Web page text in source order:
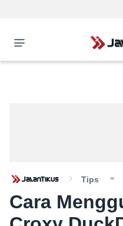
Tips
Cara